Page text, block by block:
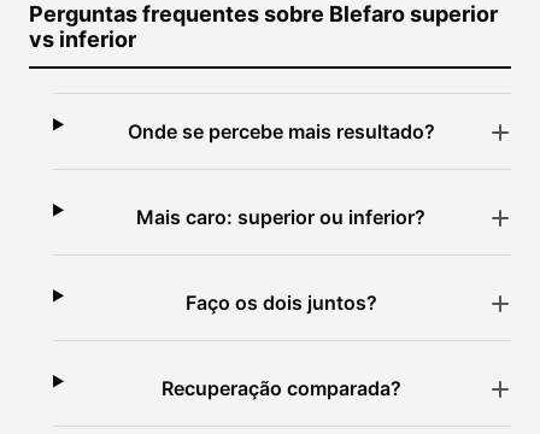
Perguntas frequentes sobre Blefaro superior
vs inferior
Onde se percebe mais resultado?
Mais caro: superior ou inferior?
Faço os dois juntos?
Recuperação comparada?